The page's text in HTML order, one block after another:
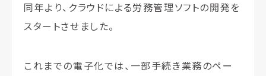
同年より、クラウドによる労務管理ソフトの開発を
スタートさせました。
これまでの電子化では、一部手続き業務のペー